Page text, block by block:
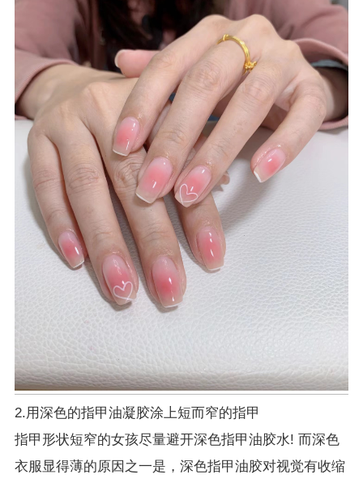
2.用深色的指甲油凝胶涂上短而窄的指甲
指甲形状短窄的女孩尽量避开深色指甲油胶水! 而深色
衣服显得薄的原因之一是，深色指甲油胶对视觉有收缩